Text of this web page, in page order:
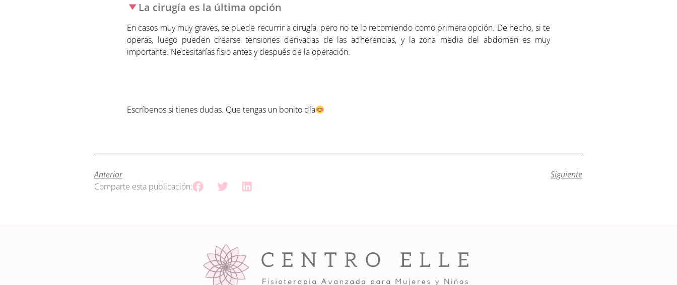
La cirugía es la última opción
En casos muy muy graves, se puede recurrir a cirugía, pero no te lo recomiendo como primera opción. De hecho, si te
operas, luego pueden crearse tensiones derivadas de las adherencias, y la zona media del abdomen es muy
importante. Necesitarías fisio antes y después de la operación.
Escríbenos si tienes dudas. Que tengas un bonito día
Anterior
Siguiente
Comparte esta publicación: